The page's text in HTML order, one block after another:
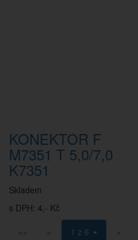
KONEKTOR F
M7351 T 5,0/7,0
K7351
Skladem
s DPH: 4,- Kč
««
« 1 z 6 »